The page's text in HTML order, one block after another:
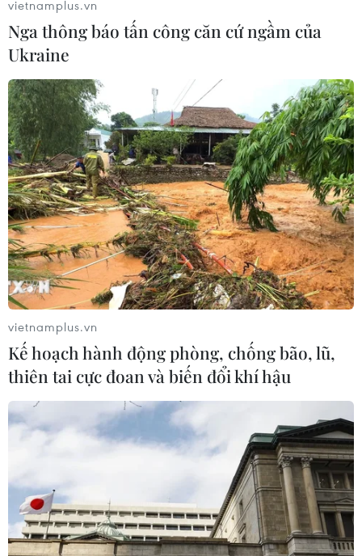
Tòa án Tối cao Mỹ trấn an về khả năng sa
thải Chủ tịch Fed Jerome Powell
23/05/2025 09:46
Tòa tuyên bố Fed là “một thực thể có cấu trúc đặc thù,"
khác biệt về mặt pháp lý với các cơ quan liên bang
khác, qua đó gián tiếp xoa dịu lo ngại về khả năng
Tổng thống Trump sa thải Chủ tịch Powell.
vietnamplus.vn
Nga thông báo tấn công căn cứ ngầm của
Ukraine
vietnamplus.vn
Kế hoạch hành động phòng, chống bão, lũ,
thiên tai cực đoan và biến đổi khí hậu